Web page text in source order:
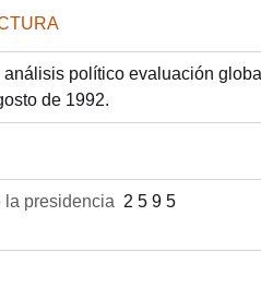
análisis político evaluación
de 1992.
la presidencia 2 5 9 5